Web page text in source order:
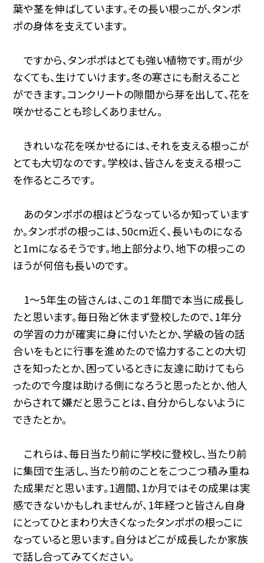
葉や茎を伸ばしています。その長い根っこが、タンポ
ポの身体を支えています。
ですから、タンポポはとても強い植物です。雨が少
なくても、生けていけます。冬の寒さにも耐えること
ができます。コンクリートの隙間から芽を出して、花を
咲かせることも珍しくありません。
きれいな花を咲かせるには、それを支える根っこが
とても大切なのです。学校は、皆さんを支える根っこ
を作るところです。
あのタンポポの根はどうなっているか知っています
か。タンポポの根っこは、50cm近く、長いものになる
と1mになるそうです。地上部分より、地下の根っこの
ほうが何倍も長いのです。
1〜5年生の皆さんは、この１年間で本当に成長し
たと思います。毎日殆ど休まず登校したので、1年分
の学習の力が確実に身に付いたとか、学級の皆の話
合いをもとに行事を進めたので協力することの大切
さを知ったとか、困っているときに友達に助けてもら
ったので今度は助ける側になろうと思ったとか、他人
からされて嫌だと思うことは、自分からしないように
できたとか。
これらは、毎日当たり前に学校に登校し、当たり前
に集団で生活し、当たり前のことをこつこつ積み重ね
た成果だと思います。1週間、1か月ではその成果は実
感できないかもしれませんが、1年経つと皆さん自身
にとってひとまわり大きくなったタンポポの根っこに
なっていると思います。自分はどこが成長したか家族
で話し合ってみてください。